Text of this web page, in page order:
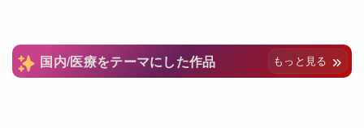
国内/医療をテーマにした作品 もっと見る